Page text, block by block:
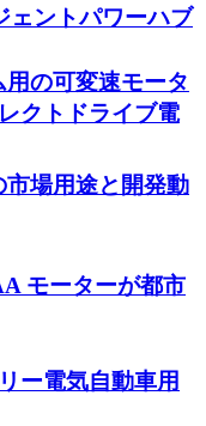
ェントパワーハブ
の可変速モータ
クトドライブ電
場用途と開発動
モーターが都市
ー電気自動車用